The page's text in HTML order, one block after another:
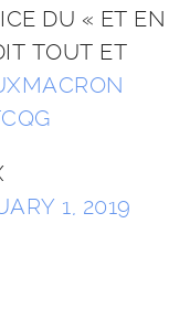
DU « ET EN
TOUT ET
1, 2019